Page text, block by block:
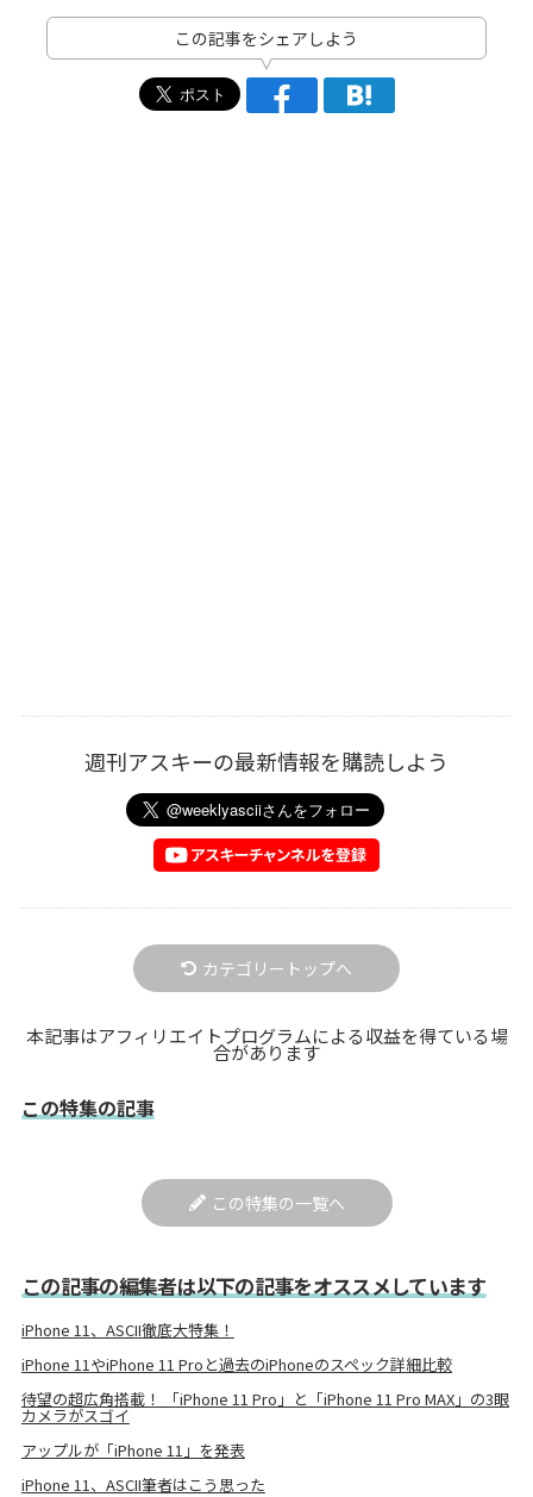
この記事をシェアしよう
週刊アスキーの最新情報を購読しよう
カテゴリートップへ
本記事はアフィリエイトプログラムによる収益を得ている場
合があります
この特集の記事
この特集の一覧へ
この記事の編集者は以下の記事をオススメしています
iPhone 11、ASCII徹底大特集！
iPhone 11やiPhone 11 Proと過去のiPhoneのスペック詳細比較
待望の超広角搭載！ 「iPhone 11 Pro」と「iPhone 11 Pro MAX」の3眼
カメラがスゴイ
アップルが「iPhone 11」を発表
iPhone 11、ASCII筆者はこう思った